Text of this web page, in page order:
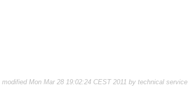
modified Mon Mar 28 19:02:24 CEST 2011 by technical service